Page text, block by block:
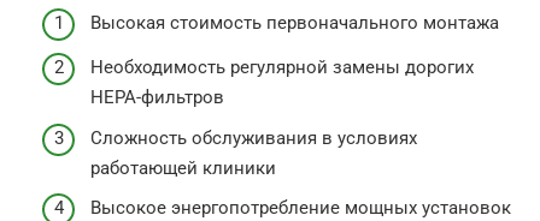
Высокая стоимость первоначального монтажа
Необходимость регулярной замены дорогих
HEPA-фильтров
Сложность обслуживания в условиях
работающей клиники
Высокое энергопотребление мощных установок